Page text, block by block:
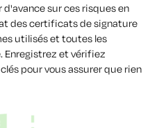
sur ces risques en
des certificats de signature
utilisés et toutes les
Enregistrez et vérifiez
pour vous assurer que rien